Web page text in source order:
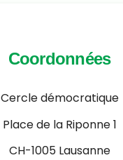
Coordonnées
Cercle démocratique
Place de la Riponne 1
CH-1005 Lausanne